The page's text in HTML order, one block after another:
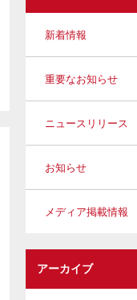
新着情報
重要なお知らせ
ニュースリリース
お知らせ
メディア掲載情報
アーカイブ